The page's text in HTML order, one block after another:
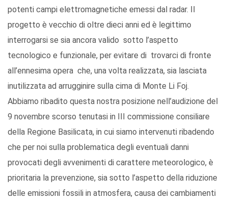
potenti campi elettromagnetiche emessi dal radar. Il
progetto è vecchio di oltre dieci anni ed è legittimo
interrogarsi se sia ancora valido sotto l’aspetto
tecnologico e funzionale, per evitare di trovarci di fronte
all’ennesima opera che, una volta realizzata, sia lasciata
inutilizzata ad arrugginire sulla cima di Monte Li Foj.
Abbiamo ribadito questa nostra posizione nell’audizione del
9 novembre scorso tenutasi in III commissione consiliare
della Regione Basilicata, in cui siamo intervenuti ribadendo
che per noi sulla problematica degli eventuali danni
provocati degli avvenimenti di carattere meteorologico, è
prioritaria la prevenzione, sia sotto l’aspetto della riduzione
delle emissioni fossili in atmosfera, causa dei cambiamenti